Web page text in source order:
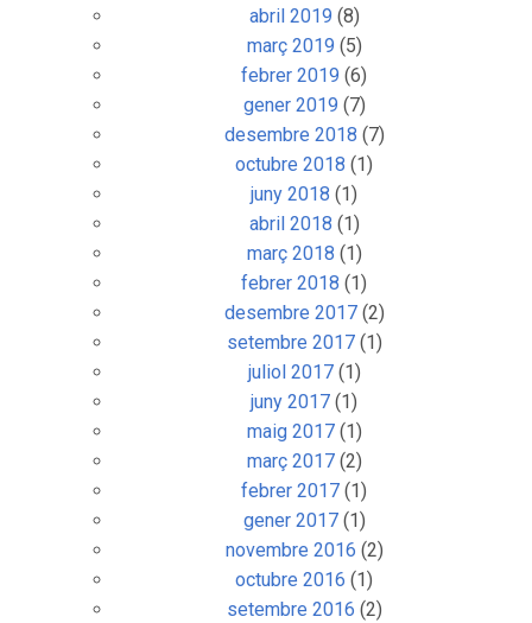
abril 2019 (8)
març 2019 (5)
febrer 2019 (6)
gener 2019 (7)
desembre 2018 (7)
octubre 2018 (1)
juny 2018 (1)
abril 2018 (1)
març 2018 (1)
febrer 2018 (1)
desembre 2017(2)
setembre 2017(1)
juliol 2017(1)
juny 2017 (1)
maig 2017(1)
març 2017(2)
febrer 2017 (1)
gener 2017(1)
novembre 2016 (2)
octubre 2016 (1)
setembre 2016 (2)